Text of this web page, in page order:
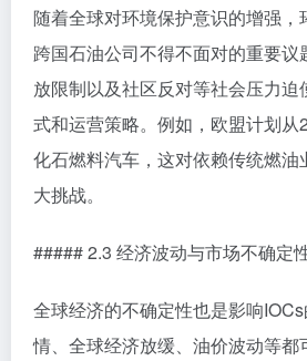
随着全球对环境保护意识的增强，
跨国石油公司不得不面对的重要
放限制以及社区反对等社会压力迫
式和运营策略。例如，欧盟计划从
化石燃料汽车，这对依赖传统燃油
大挑战。
##### 2.3 经济波动与市场不确定
全球经济的不确定性也是影响
情、全球经济放缓、油价波动等都